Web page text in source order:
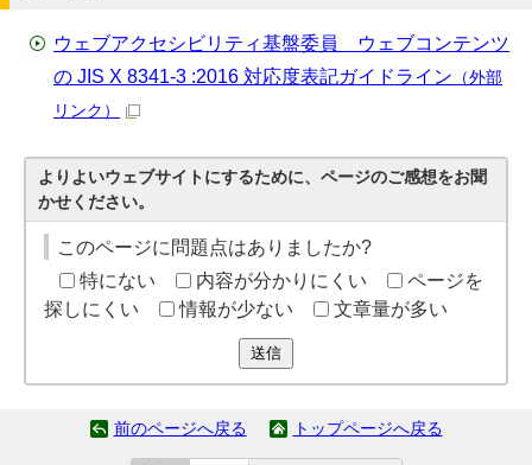
ウェブアクセシビリティ基盤委員 ウェブコンテンツ
の JIS X 8341-3 :2016 対応度表記ガイドライン （外部
リンク）
よりよいウェブサイトにするために、ページのご感想をお聞
かせください。
このページに問題点はありましたか?
特にない
内容が分かりにくい
ページを
探しにくい
情報が少ない 文章量が多い
送信
前のページへ戻る トップページへ戻る